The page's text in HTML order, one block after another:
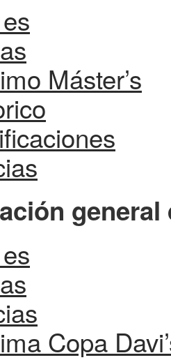
Máster’s
general
Copa